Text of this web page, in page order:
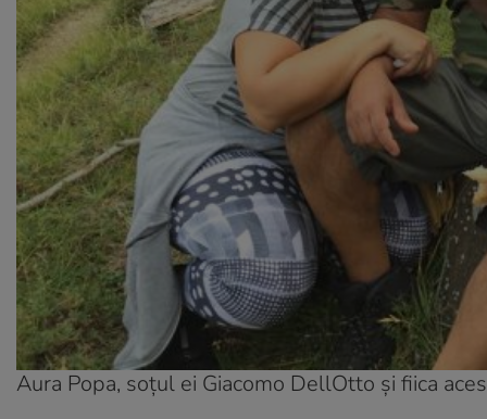
Aura Popa, soțul ei Giacomo DellOtto și fiica